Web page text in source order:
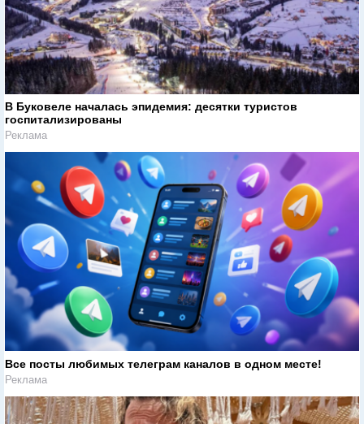
В Буковеле началась эпидемия: десятки туристов
госпитализированы
Реклама
Все посты любимых телеграм каналов в одном месте!
Реклама